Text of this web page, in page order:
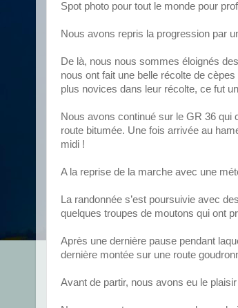
Spot photo pour tout le monde pour
Nous avons repris la progression par
De là, nous nous sommes éloignés
nous ont fait une belle récolte de
plus novices dans leur récolte, ce fut
Nous avons continué sur le GR 36 qui
route bitumée. Une fois arrivée au
midi !
A la reprise de la marche avec une
La randonnée s’est poursuivie avec
quelques troupes de moutons qui ont
Après une dernière pause pendant
dernière montée sur une route
Avant de partir, nous avons eu le